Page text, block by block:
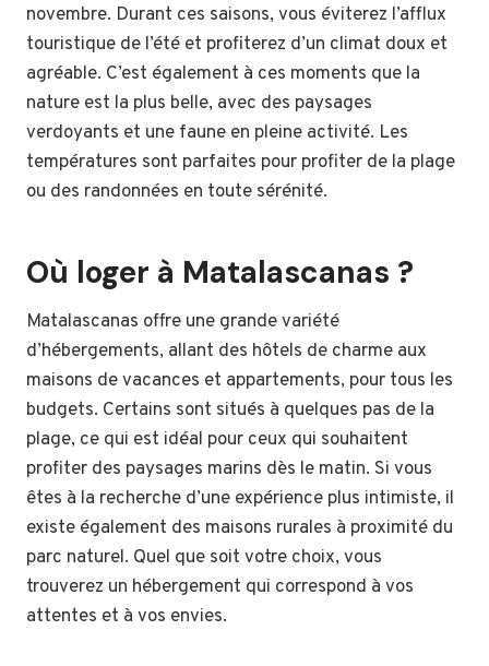
novembre. Durant ces saisons, vous éviterez l’afflux
touristique de l’été et profiterez d’un climat doux et
agréable. C’est également à ces moments que la
nature est la plus belle, avec des paysages
verdoyants et une faune en pleine activité. Les
températures sont parfaites pour profiter de la plage
ou des randonnées en toute sérénité.
Où loger à Matalascanas ?
Matalascanas offre une grande variété
d’hébergements, allant des hôtels de charme aux
maisons de vacances et appartements, pour tous les
budgets. Certains sont situés à quelques pas de la
plage, ce qui est idéal pour ceux qui souhaitent
profiter des paysages marins dès le matin. Si vous
êtes à la recherche d’une expérience plus intimiste, il
existe également des maisons rurales à proximité du
parc naturel. Quel que soit votre choix, vous
trouverez un hébergement qui correspond à vos
attentes et à vos envies.